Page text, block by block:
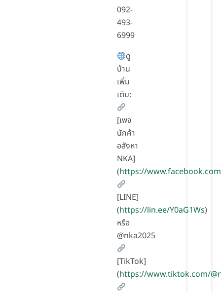
092-
493-
6999
ดู
บ้าน
เพิ่ม
เติม:
[เพจ
นักค้า
อสังหา
NKA]
(https://
[LINE]
(https://lin.ee/Y0aG1Ws)
หรือ
@nka2025
[TikTok]
(https://www.tiktok.com/